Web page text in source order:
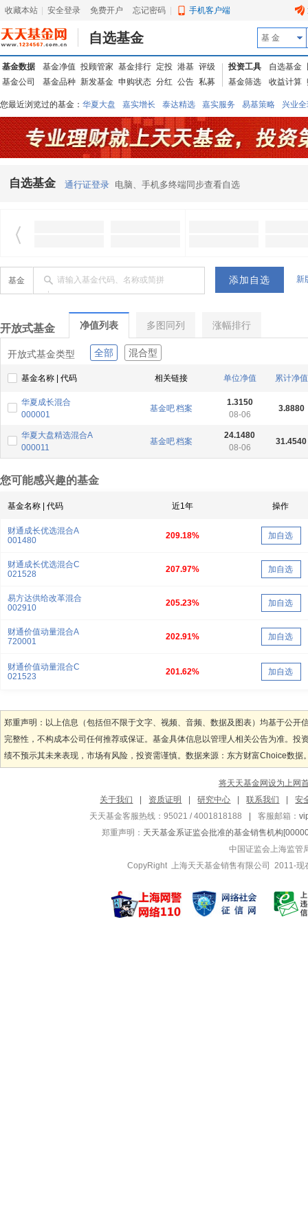
收藏本站 安全登录 免费开户 忘记密码 手机客户端
自选基金 基 金
基金数据 基金净值 投顾管家 基金排行 定投 港基 评级
基金公司
基金品种 新发基金 申购状态 分红 公告 私募
投资工具 自选基金
基金筛选
收益计算
您最近浏览过的基金： 华夏大盘 嘉实增长 泰达精选 嘉实服务 易基策略 兴业
信诚蓝筹 华夏优势 汇丰龙腾 华夏红利 易基中小盘 银华优质 中银中国 广发
东吴动力
自选基金 通行证登录 电脑、手机多终端同步查看自选
基金 请输入基金代码、名称或简拼 新
开放式基金 净值列表 多图同列 涨幅排行
开放式基金类型 全部 混合型
基金名称 | 代码 相关链接 单位净值 累计净值
华夏成长混合
000001
基金吧档案
1.3150
08-06
3.8880
华夏大盘精选混合A
000011
基金吧档案
24.1480
08-06
31.4540
您可能感兴趣的基金
基金名称 | 代码 近1年 操作
财通成长优选混合A
001480
209.18% 加自选
财通成长优选混合C
021528
207.97% 加自选
易方达供给改革混合
002910
205.23% 加自选
财通价值动量混合A
720001
202.91% 加自选
财通价值动量混合C
021523
201.62% 加自选
郑重声明：以上信息（包括但不限于文字、视频、音频、数据及图表）均基于公
完整性，不构成本公司任何推荐或保证。基金具体信息以管理人相关公告为准。
绩不预示其未来表现，市场有风险，投资需谨慎。数据来源：东方财富Choice数据
将天天基金网设为上网
关于我们
资质证明 研究中心 联系我们
安
天天基金客服热线：95021 / 4001818188
客服邮箱：
郑重声明： 天天基金系证监会批准的基金销售机构
中国证监会上海监管
CopyRight 上海天天基金销售有限公司 2011-